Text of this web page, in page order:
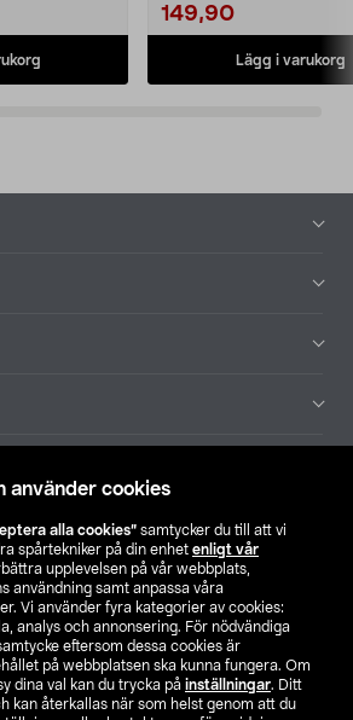
använder cookies
alla cookies” samtycker du till att vi
spårtekniker på din enhet enligt vår
upplevelsen på vår webbplats,
användning samt anpassa våra
Vi använder fyra kategorier av cookies:
analys och annonsering. För nödvändiga
eftersom dessa cookies är
på webbplatsen ska kunna fungera. Om
dina val kan du trycka på inställningar. Ditt
kan återkallas när som helst genom att du
149,90
Lägg i varukorg
Hitta butik
SE NO FI